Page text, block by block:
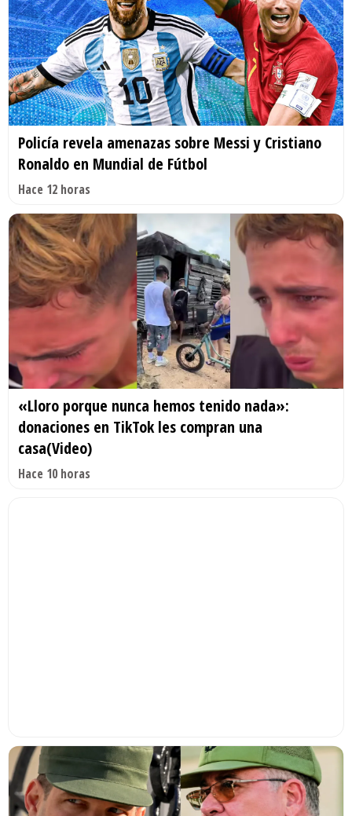
Policía revela amenazas sobre Messi y Cristiano
Ronaldo en Mundial de Fútbol
Hace 12 horas
«Lloro porque nunca hemos tenido nada»:
donaciones en TikTok les compran una
casa(Video)
Hace 10 horas